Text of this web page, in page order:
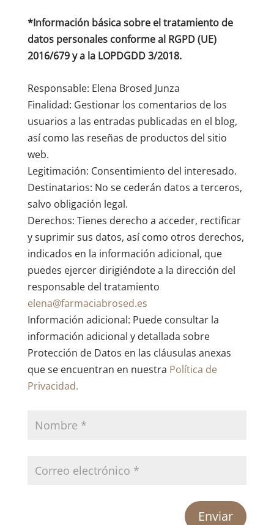
*Información básica sobre el tratamiento de
datos personales conforme al RGPD (UE)
2016/679 y a la LOPDGDD 3/2018.
Responsable: Elena Brosed Junza
Finalidad: Gestionar los comentarios de los
usuarios a las entradas publicadas en el blog,
así como las reseñas de productos del sitio
web.
Legitimación: Consentimiento del interesado.
Destinatarios: No se cederán datos a terceros,
salvo obligación legal.
Derechos: Tienes derecho a acceder, rectificar
y suprimir sus datos, así como otros derechos,
indicados en la información adicional, que
puedes ejercer dirigiéndote a la dirección del
responsable del tratamiento
elena@farmaciabrosed.es
Información adicional: Puede consultar la
información adicional y detallada sobre
Protección de Datos en las cláusulas anexas
que se encuentran en nuestra Política de
Privacidad.
Enviar